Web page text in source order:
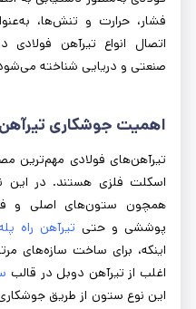
فشار، حرارت و تنش‌ها،
اتصال انواع تیرآهن فولادی
صنعتی و دریایی شناخته
اهمیت جوشکاری تیرآهن
تیرآهن‌های فولادی مهم‌ترین
اسکلت فلزی هستند. در این
همچون ستون‌های اصلی و
پوششی و حتی تیرآهن راه
اینکه، برای ساخت سازه‌های
اغلب از تیرآهن دوبل در قالب
این نوع ستون از طریق